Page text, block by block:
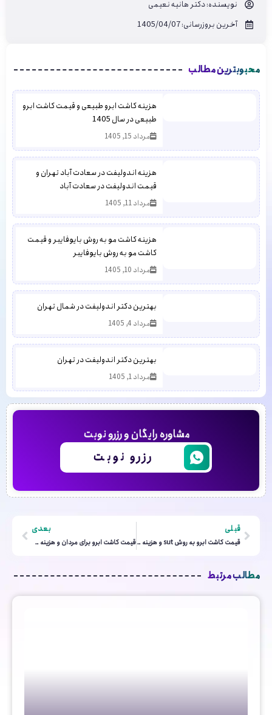
نویسنده:دکتر هانیه نعیمی
آخرین بروزرسانی: 1405/04/07
محبوبترین مطالب
هزینه کاشت ابرو طبیعی و قیمت کاشت ابرو
طبیعی در سال 1405
مرداد 15, 1405
هزینه اندولیفت در سعادت آباد تهران و
قیمت اندولیفت در سعادت آباد
مرداد 11, 1405
هزینه کاشت مو به روش بایوفایبر و قیمت
کاشت مو به روش بایوفایبر
مرداد 10, 1405
بهترین دکتر اندولیفت در شمال تهران
مرداد 4, 1405
بهترین دکتر اندولیفت در تهران
مرداد 1, 1405
مشاوره رایگان و رزرو نوبت
رزرو نوبت
قبلی
قیمت کاشت ابرو به روش sut و هزینه کاشت ابرو به روش SUT سال 1405
بعدی
قیمت کاشت ابرو برای مردان و هزینه کاشت ابرو مردانه
مطالب مرتبط